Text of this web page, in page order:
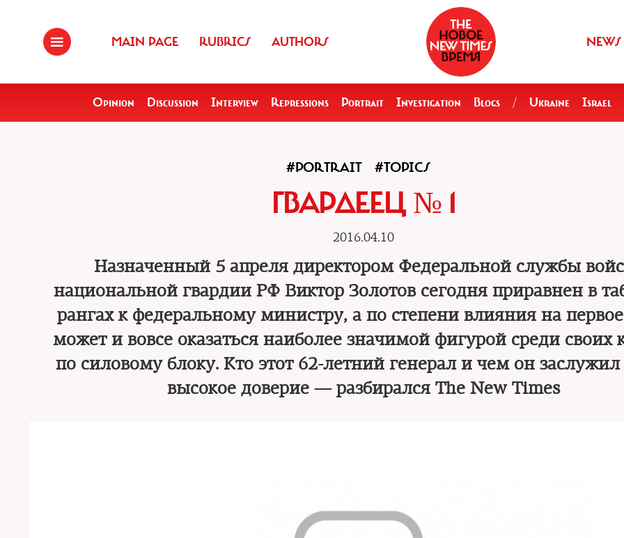
MAIN PAGE RUBRICS AUTHORS NEWS
Opinion Discussion Interview Repressions Portrait Investigation Blogs / Ukraine Israel
#PORTRAIT #TOPICS
ГВАРДЕЕЦ № 1
2016.04.10
Назначенный 5 апреля директором Федеральной службы
национальной гвардии РФ Виктор Золотов сегодня приравнен в
рангах к федеральному министру, а по степени влияния на
может и вовсе оказаться наиболее значимой фигурой среди своих
по силовому блоку. Кто этот 62-летний генерал и чем он заслужил
высокое доверие — разбирался The New Times